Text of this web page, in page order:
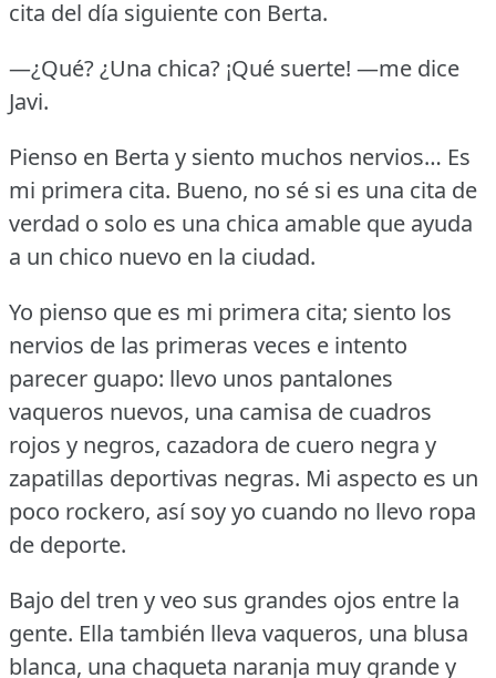
cita del día siguiente con Berta.
—¿Qué?¿Una chica? ¡Qué suerte! —me dice
Javi.
Pienso en Berta y siento muchos nervios… Es
mi primera cita. Bueno, no sé si es una cita de
verdad o solo es una chica amable que ayuda
a un chico nuevo en la ciudad.
Yo pienso que es mi primera cita; siento los
nervios de las primeras veces e intento
parecer guapo: llevo unos pantalones
vaqueros nuevos, una camisa de cuadros
rojos y negros, cazadora de cuero negra y
zapatillas deportivas negras. Mi aspecto es un
poco rockero, así soy yo cuando no llevo ropa
de deporte.
Bajo del tren y veo sus grandes ojos entre la
gente. Ella también lleva vaqueros, una blusa
blanca, una chaqueta naranja muy grande y